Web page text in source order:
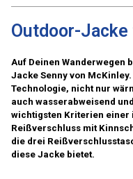
Outdoor-
Auf Deinen Wanderwegen
Jacke Senny von
Technologie, nicht nur
auch wasserabweisend
wichtigsten Kriterien einer
Reißverschluss mit
die drei
diese Jacke bietet.